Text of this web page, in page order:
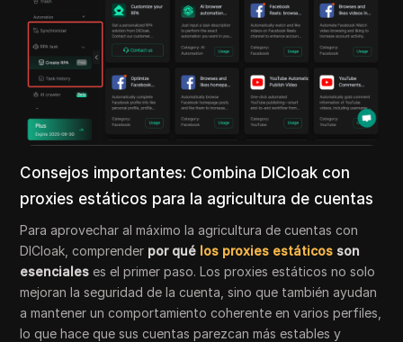
Consejos importantes: Combina DICloak con
proxies estáticos para la agricultura de cuentas
Para aprovechar al máximo la agricultura de cuentas con
DICloak, comprender por qué los proxies estáticos son
esenciales es el primer paso. Los proxies estáticos no solo
mejoran la seguridad de la cuenta, sino que también ayudan
a mantener un comportamiento coherente en varios perfiles,
lo que hace que sus cuentas parezcan más estables y